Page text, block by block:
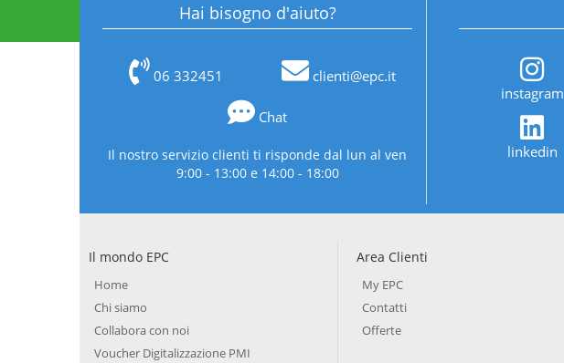
Hai bisogno d'aiuto?
06 332451 clienti@epc.it
Chat
Il nostro servizio clienti ti risponde dal lun al ven
9:00 - 13:00 e 14:00 - 18:00
instagram
linkedin
Il mondo EPC
Home
Chi siamo
Collabora con noi
Voucher Digitalizzazione PMI
Area Clienti
My EPC
Contatti
Offerte